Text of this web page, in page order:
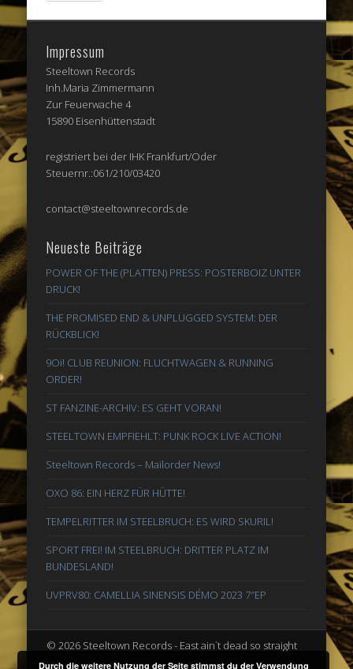
Impressum
Steeltown Records
Inh.Maria Zimmermann
Zur Feuerwache 4
15890 Eisenhüttenstadt
registriert bei der IHK Frankfurt/Oder
Steuernr.:061/210/03420
contact@steeltownrecords.de
Neueste Beiträge
POWER OF THE (PLATTEN) PRESS: POSTERBOIZ UNTER
DRUCK!
THE PROMISED END & UNPLUGGED SYSTEM: DER
RÜCKBLICK!
9Oi! CLUB REUNION: FLUCHTWAGEN & RUNNING
ORDER!
ST FANZINE-ARCHIV: ES GEHT VORAN!
STEELTOWN EMPFIEHLT: PUNK ROCK LIVE ACTION!
Steeltown Records – Mailorder News!
OXO 86: EIN HERZ FÜR HÜTTE!
TEMPELRITTER IM STEELBRUCH: ES WIRD SKURIL!
SPORT FREI! IM STEELBRUCH: DRITTER PLATZ IM
BUNDESLAND!
UVPRV80: CAMELLIA SINENSIS DÉMO 2023 7″EP
© 2026 Steeltown Records - East ain`t dead so straight
ahead
Durch die weitere Nutzung der Seite stimmst du der Verwendung